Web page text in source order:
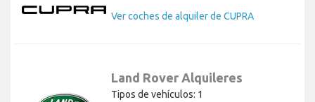
Ver coches de alquiler de CUPRA
Land Rover Alquileres
Tipos de vehículos: 1